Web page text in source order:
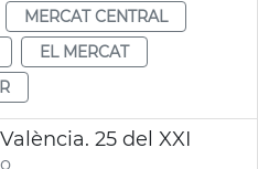
MERCAT CENTRAL
EL MERCAT
25 del XXI